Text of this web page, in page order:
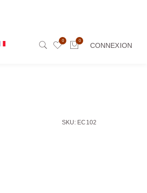
0 0
CONNEXION
SKU: EC102